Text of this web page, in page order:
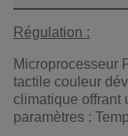
Régulation :
Microprocesseur
tactile couleur
climatique offrant
paramètres :